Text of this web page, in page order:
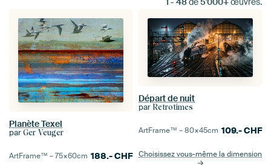
Planète Texel
par Ger Veuger
ArtFrame™ –75×60cm 188.-CHF
Départ de nuit
par Retrotimes
ArtFrame™ –80×45cm 109.-CHF
Choisissez vous-même la dimension